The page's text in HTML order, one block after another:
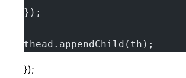
});
thead.appendChild(th);
});